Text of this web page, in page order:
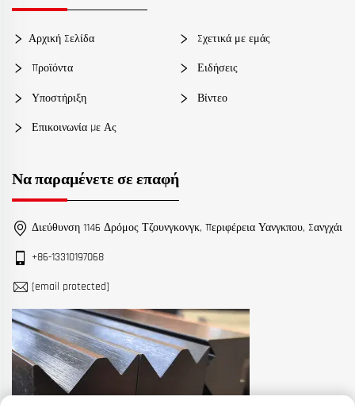
Αρχική Σελίδα Σχετικά με εμάς
Προϊόντα Ειδήσεις
Υποστήριξη Βίντεο
Επικοινωνία Με Ας
Να παραμένετε σε επαφή
Διεύθυνση 1146 Δρόμος Τζουνγκονγκ, Περιφέρεια Υανγκπου, Σανγχάι
+86-13310197068
[email protected]